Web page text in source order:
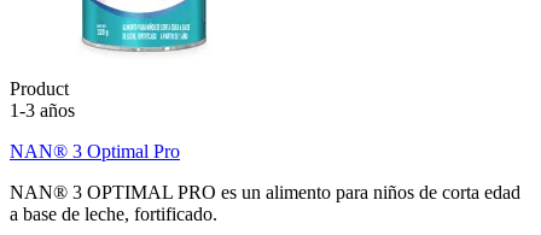
Product
1-3 años
NAN® 3 Optimal Pro
NAN® 3 OPTIMAL PRO es un alimento para niños de corta edad
a base de leche, fortificado.